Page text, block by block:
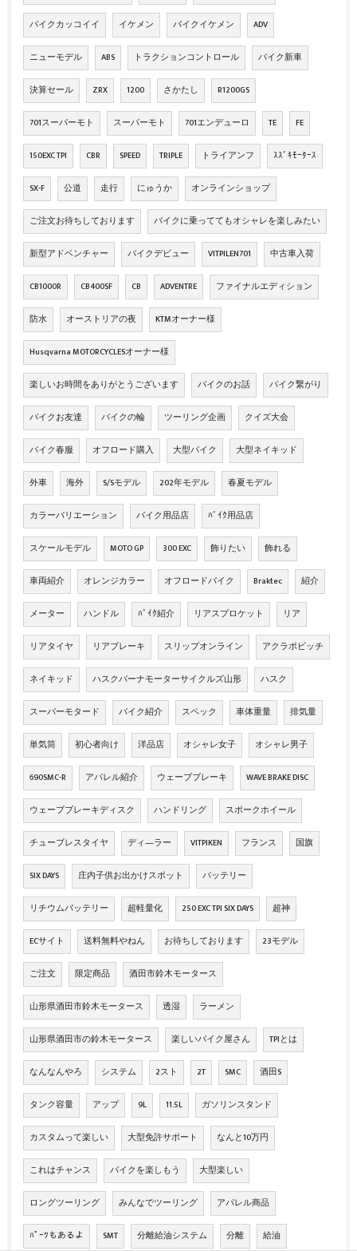
バイクカッコイイ イケメン バイクイケメン ADV
ニューモデル ABS トラクションコントロール バイク新車
決算セール ZRX 1200 さかたし R1200GS
701スーパーモト スーパーモト 701エンデューロ TE FE
150EXC TPI CBR SPEED TRIPLE トライアンフ ｽｽﾞｷﾓｰﾀｰｽ
SX-F 公道 走行 にゅうか オンラインショップ
ご注文お待ちしております バイクに乗っててもオシャレを楽しみたい
新型アドベンチャー バイクデビュー VITPILEN701 中古車入荷
CB1000R CB400SF CB ADVENTRE ファイナルエディション
防水 オーストリアの夜 KTMオーナー様
Husqvarna MOTORCYCLESオーナー様
楽しいお時間をありがとうございます バイクのお話 バイク繋がり
バイクお友達 バイクの輪 ツーリング企画 クイズ大会
バイク春服 オフロード購入 大型バイク 大型ネイキッド
外車 海外 S/Sモデル 202年モデル 春夏モデル
カラーバリエーション バイク用品店 ﾊﾞｲｸ用品店
スケールモデル MOTO GP 300 EXC 飾りたい 飾れる
車両紹介 オレンジカラー オフロードバイク Braktec 紹介
メーター ハンドル ﾊﾞｲｸ紹介 リアスプロケット リア
リアタイヤ リアブレーキ スリップオンライン アクラポビッチ
ネイキッド ハスクバーナモーターサイクルズ山形 ハスク
スーパーモタード バイク紹介 スペック 車体重量 排気量
単気筒 初心者向け 洋品店 オシャレ女子 オシャレ男子
690SMC-R アパレル紹介 ウェーブブレーキ WAVE BRAKE DISC
ウェーブブレーキディスク ハンドリング スポークホイール
チューブレスタイヤ ディ―ラー VITPIKEN フランス 国旗
SIX DAYS 庄内子供お出かけスポット バッテリー
リチウムバッテリー 超軽量化 250 EXC TPI SIX DAYS 超神
ECサイト 送料無料やねん お待ちしております 23モデル
ご注文 限定商品 酒田市鈴木モータース
山形県酒田市鈴木モータース 透湿 ラーメン
山形県酒田市の鈴木モータース 楽しいバイク屋さん TPIとは
なんなんやろ システム 2スト 2T SMC 酒田S
タンク容量 アップ 9L 11.5L ガソリンスタンド
カスタムって楽しい 大型免許サポート なんと10万円
これはチャンス バイクを楽しもう 大型楽しい
ロングツーリング みんなでツーリング アパレル商品
ﾊﾟｰﾂもあるよ SMT 分離給油システム 分離 給油